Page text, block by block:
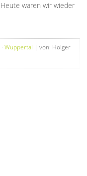
Heute waren wir wieder
· Wuppertal | von: Holger